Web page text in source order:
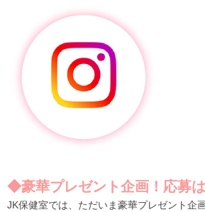
◆豪華プレゼント企画！応募は
JK保健室では、ただいま豪華プレゼント企